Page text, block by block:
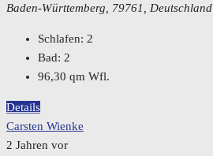
Baden-Württemberg, 79761, Deutschland
Schlafen: 2
Bad: 2
96,30 qm Wfl.
Details
Carsten Wienke
2 Jahren vor